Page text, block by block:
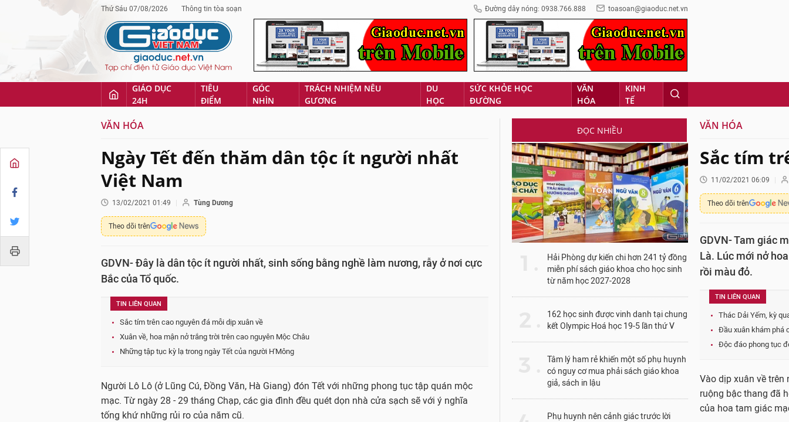
Thứ Sáu 07/08/2026 Thông tin tòa soạn Đường dây nóng: 0938.766.888 toasoan@giaoduc.net.vn
GIÁO DỤC
24H
TIÊU
ĐIỂM
GÓC
NHÌN
TRÁCH NHIỆM NÊU
GƯƠNG
DU
HỌC
SỨC KHỎE HỌC
ĐƯỜNG
VĂN
HÓA
KINH
TẾ
VĂN HÓA
Ngày Tết đến thăm dân tộc ít người nhất
Việt Nam
13/02/2021 01:49 Tùng Dương
Theo dõi trên
GDVN- Đây là dân tộc ít người nhất, sinh sống bằng nghề làm nương, rẫy ở nơi cực
Bắc của Tổ quốc.
TIN LIÊN QUAN
Sắc tím trên cao nguyên đá mỗi dịp xuân về
Xuân về, hoa mận nở trắng trời trên cao nguyên Mộc Châu
Những tập tục kỳ lạ trong ngày Tết của người H'Mông
Người Lô Lô (ở Lũng Cú, Đồng Văn, Hà Giang) đón Tết với những phong tục tập quán mộc
mạc. Từ ngày 28 - 29 tháng Chạp, các gia đình đều quét dọn nhà cửa sạch sẽ với ý nghĩa
tống khứ những rủi ro của năm cũ.
ĐỌC NHIỀU
Hải Phòng dự kiến chi hơn 241 tỷ đồng
miễn phí sách giáo khoa cho học sinh
từ năm học 2027-2028
162 học sinh được vinh danh tại chung
kết Olympic Hoá học 19-5 lần thứ V
Tâm lý ham rẻ khiến một số phụ huynh
có nguy cơ mua phải sách giáo khoa
giả, sách in lậu
Phụ huynh nên cảnh giác trước lời
VĂN HÓA
Sắc tím
11/02/2021 06:09
Theo dõi trên
GDVN- Tam giác
Là. Lúc mới nở
rồi màu đỏ.
TIN LIÊN QUAN
Thác Dải Yếm, kỳ
Đầu xuân khám phá
Độc đáo phong tục
Vào dịp xuân về
ruộng bậc thang đã
của hoa tam giác